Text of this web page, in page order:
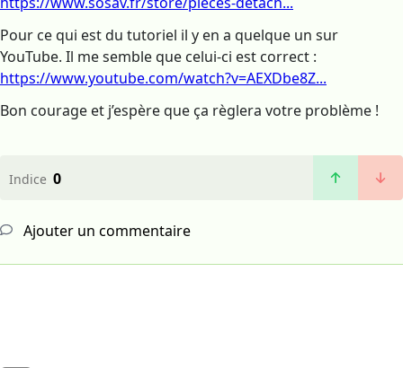
Pour ce qui est du tutoriel il y en a quelque un sur
YouTube. Il me semble que celui-ci est correct :
https://www.youtube.com/watch?v=AEXDbe8Z...
Bon courage et j’espère que ça règlera votre problème !
Indice 0
Ajouter un commentaire